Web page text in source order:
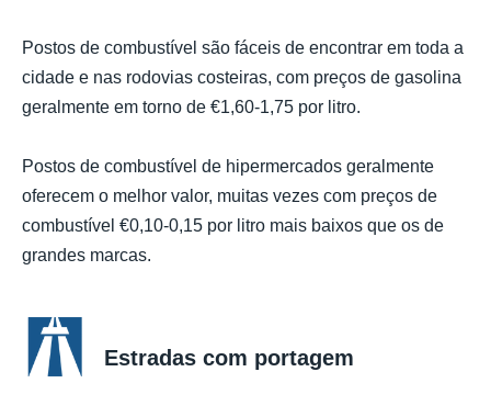
Postos de combustível são fáceis de encontrar em toda a
cidade e nas rodovias costeiras, com preços de gasolina
geralmente em torno de €1,60-1,75 por litro.
Postos de combustível de hipermercados geralmente
oferecem o melhor valor, muitas vezes com preços de
combustível €0,10-0,15 por litro mais baixos que os de
grandes marcas.
Estradas com portagem